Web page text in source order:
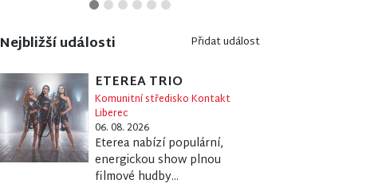
Nejbližší události Přidat událost
ETEREA TRIO
Komunitní středisko Kontakt
Liberec
06. 08. 2026
Eterea nabízí populární,
energickou show plnou
filmové hudby...